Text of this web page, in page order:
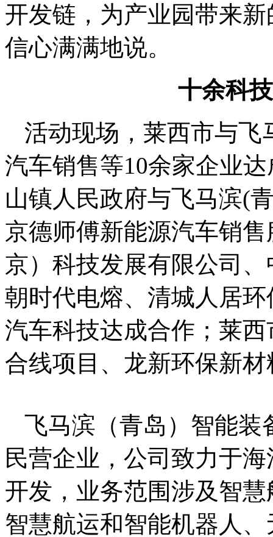
开发链，为产业园带来
信心满满地说。
十余科
活动现场，莱西市与飞
汽车销售等10余家企业
山镇人民政府与飞马滨(
京德师傅新能源汽车销
京）科技发展有限公司
朝时代电熔、清城人居
汽车科技达成合作；莱
合线项目、龙新环保新
飞马滨（青岛）智能装
民营企业，公司致力于
开发，业务范围涉及智
智慧航运和智能机器人